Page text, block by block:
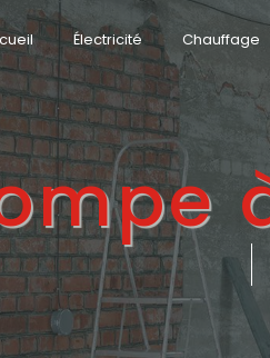
Électricité Chauffage